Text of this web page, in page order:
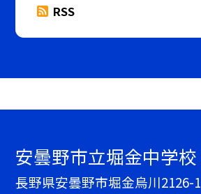
RSS
安曇野市立堀金中学校
長野県安曇野市堀金烏川2126-1